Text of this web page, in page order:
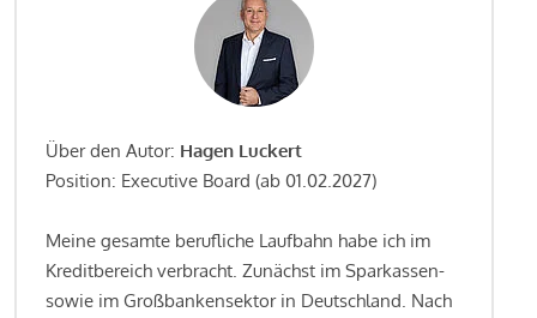
Über den Autor: Hagen Luckert
Position: Executive Board (ab 01.02.2027)
Meine gesamte berufliche Laufbahn habe ich im
Kreditbereich verbracht. Zunächst im Sparkassen-
sowie im Großbankensektor in Deutschland. Nach